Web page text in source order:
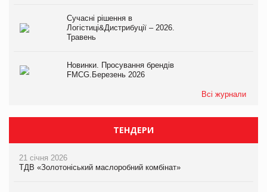
Сучасні рішення в
Логістиці&Дистрибуції – 2026.
Травень
Новинки. Просування брендів
FMCG.Березень 2026
Всі журнали
ТЕНДЕРИ
21 січня 2026
ТДВ «Золотоніський маслоробний комбінат»